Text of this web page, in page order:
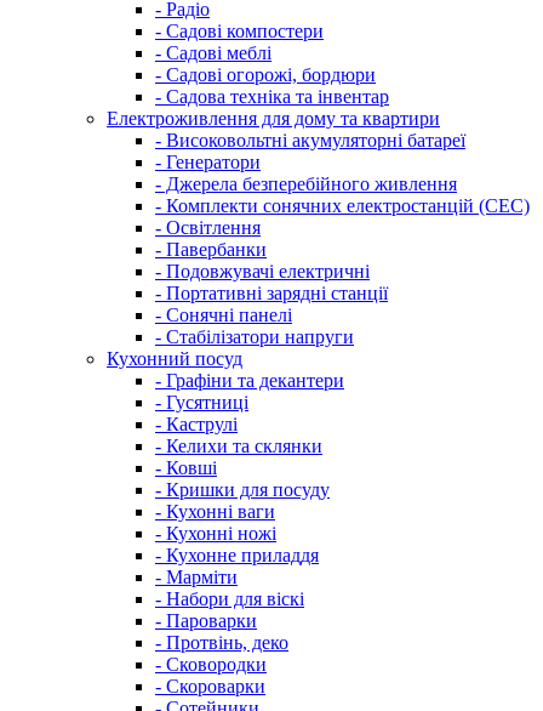
- Радіо
- Садові компостери
- Садові меблі
- Садові огорожі, бордюри
- Садова техніка та інвентар
Електроживлення для дому та квартири
- Високовольтні акумуляторні батареї
- Генератори
- Джерела безперебійного живлення
- Комплекти сонячних електростанцій (СЕС)
- Освітлення
- Павербанки
- Подовжувачі електричні
- Портативні зарядні станції
- Сонячні панелі
- Стабілізатори напруги
Кухонний посуд
- Графіни та декантери
- Гусятниці
- Каструлі
- Келихи та склянки
- Ковші
- Кришки для посуду
- Кухонні ваги
- Кухонні ножі
- Кухонне приладдя
- Марміти
- Набори для віскі
- Пароварки
- Протвінь, деко
- Сковородки
- Скороварки